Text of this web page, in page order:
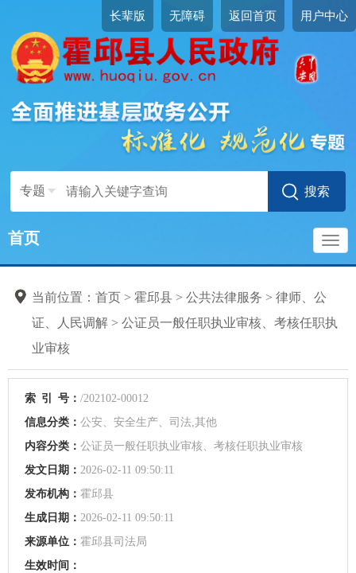
长辈版 无障碍 返回首页 用户中心
专题
首页
当前位置： 首页 > 霍邱县 > 公共法律服务 > 律师、公
证、人民调解 > 公证员一般任职执业审核、考核任职执
业审核
索 引 号： /202102-00012
信息分类： 公安、安全生产、司法,其他
内容分类： 公证员一般任职执业审核、考核任职执业审核
发文日期： 2026-02-11 09:50:11
发布机构： 霍邱县
生成日期： 2026-02-11 09:50:11
来源单位： 霍邱县司法局
生效时间：